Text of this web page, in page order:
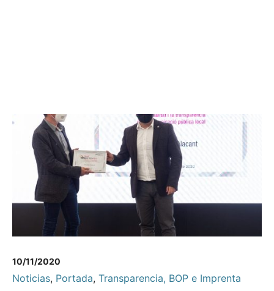
10/11/2020
Noticias, Portada, Transparencia, BOP e Imprenta